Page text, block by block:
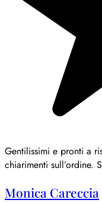
Gentilissimi e pronti a
chiarimenti sull’ordine.
Monica Careccia